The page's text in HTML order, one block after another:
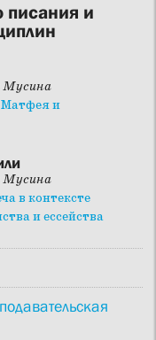
писания и
Мусина
Матфея и
Мусина
в контексте
и ессейства